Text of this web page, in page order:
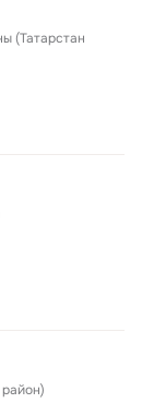
(Татарстан